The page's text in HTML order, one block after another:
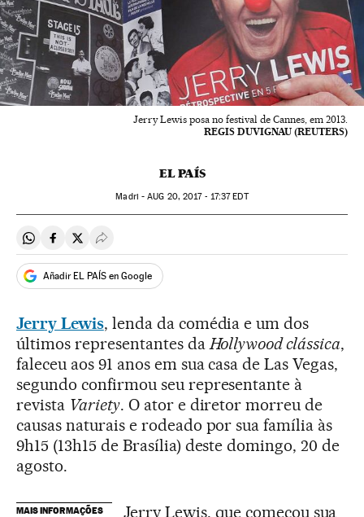
Jerry Lewis posa no festival de Cannes, em 2013.
REGIS DUVIGNAU (REUTERS)
EL PAÍS
Madri -AUG 20, 2017 - 17:37EDT
Compartir en Whatsapp
Compartir en Facebook
Compartir en Twitter
Desplegar Redes Sociales
Añadir EL PAÍS en Google
Jerry Lewis, lenda da comédia e um dos
últimos representantes daHollywood clássica,
faleceu aos 91 anos em sua casa de Las Vegas,
segundo confirmou seu representante à
revista Variety. O ator e diretor morreu de
causas naturais e rodeado por sua família às
9h15 (13h15 de Brasília) deste domingo, 20 de
agosto.
MAIS INFORMAÇÕES
Jerry Lewis, que começou sua